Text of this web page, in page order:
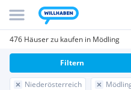
476 Häuser zu kaufen in Mödling
Niederösterreich
Filtern